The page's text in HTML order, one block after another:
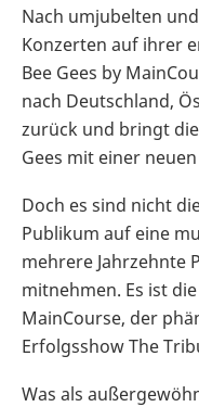
Nach umjubelten
Konzerten auf ihrer
Bee Gees by
nach Deutschland,
zurück und bringt
Gees mit einer
Doch es sind nicht
Publikum auf eine
mehrere Jahrzehnte
mitnehmen. Es ist
MainCourse, der
Erfolgsshow The
Was als